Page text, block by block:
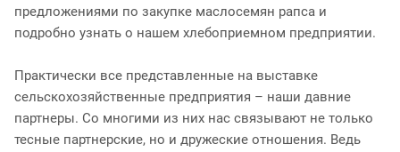
предложениями по закупке маслосемян рапса и
подробно узнать о нашем хлебоприемном предприятии.
Практически все представленные на выставке
сельскохозяйственные предприятия – наши давние
партнеры. Со многими из них нас связывают не только
тесные партнерские, но и дружеские отношения. Ведь